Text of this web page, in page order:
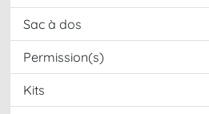
Sac à dos
Permission(s)
Kits